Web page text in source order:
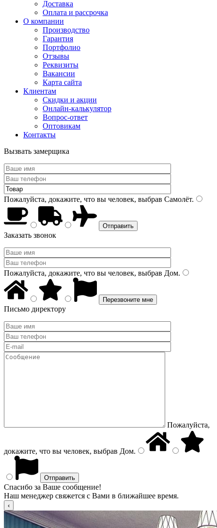
Доставка
Оплата и рассрочка
О компании
Производство
Гарантия
Портфолио
Отзывы
Реквизиты
Вакансии
Карта сайта
Клиентам
Скидки и акции
Онлайн-калькулятор
Вопрос-ответ
Оптовикам
Контакты
Вызвать замерщика
Пожалуйста, докажите, что вы человек, выбрав Самолёт.
Заказать звонок
Пожалуйста, докажите, что вы человек, выбрав Дом.
Письмо директору
Пожалуйста,
докажите, что вы человек, выбрав Дом.
Спасибо за Ваше сообщение!
Наш менеджер свяжется с Вами в ближайшее время.